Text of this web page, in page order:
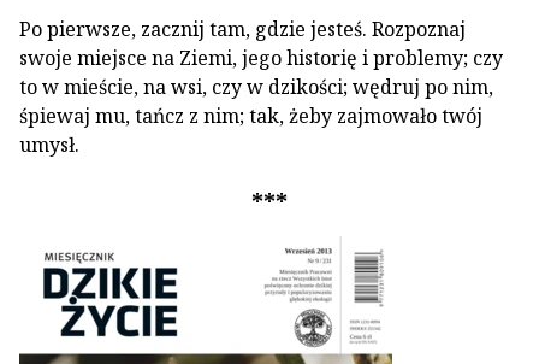
Po pierwsze, zacznij tam, gdzie jesteś. Rozpoznaj
swoje miejsce na Ziemi, jego historię i problemy; czy
to w mieście, na wsi, czy w dzikości; wędruj po nim,
śpiewaj mu, tańcz z nim; tak, żeby zajmowało twój
umysł.
***